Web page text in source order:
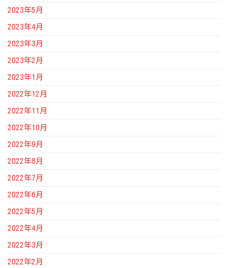
2023年5月
2023年4月
2023年3月
2023年2月
2023年1月
2022年12月
2022年11月
2022年10月
2022年9月
2022年8月
2022年7月
2022年6月
2022年5月
2022年4月
2022年3月
2022年2月